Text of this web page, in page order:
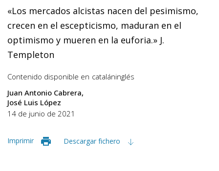
«Los mercados alcistas nacen del pesimismo,
crecen en el escepticismo, maduran en el
optimismo y mueren en la euforia.» J.
Templeton
Contenido disponible en cataláninglés
Juan Antonio Cabrera
José Luis López
14 de junio de 2021
Imprimir Descargar fichero